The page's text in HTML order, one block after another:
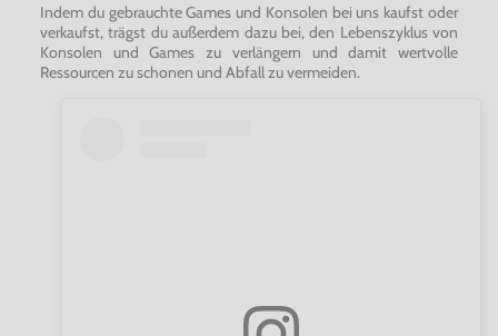
Indem du gebrauchte Games und Konsolen bei uns kaufst oder
verkaufst, trägst du außerdem dazu bei, den Lebenszyklus von
Konsolen und Games zu verlängern und damit wertvolle
Ressourcen zu schonen und Abfall zu vermeiden.